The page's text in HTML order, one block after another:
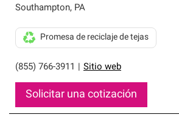
Southampton, PA
(855) 766-3911 Sitio web
Promesa de reciclaje de tejas
Solicitar una cotización